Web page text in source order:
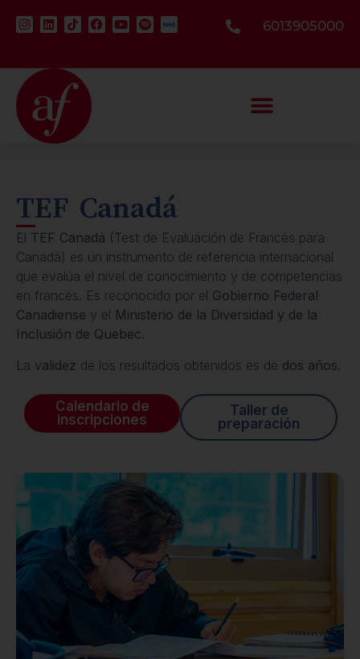
6013905000
TEF Canadá
El TEF Canadá (Test de Evaluación de Francés para
Canadá) es un instrumento de referencia internacional
que evalúa el nivel de conocimiento y de competencias
en francés. Es reconocido por el Gobierno Federal
Canadiense y el Ministerio de la Diversidad y de la
Inclusión de Quebec.
La validez de los resultados obtenidos es de dos años.
Calendario de
inscripciones
Taller de
preparación